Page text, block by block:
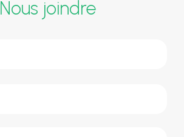
Nous joindre